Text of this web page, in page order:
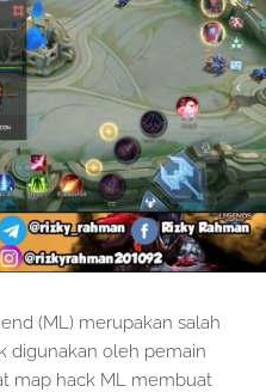
(ML) merupakan salah
digunakan oleh pemain
map hack ML membuat